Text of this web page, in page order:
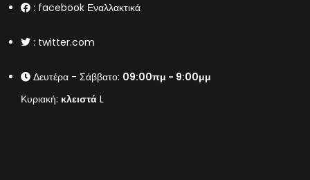
: facebook Εναλλακτικά
: twitter.com
Δευτέρα - Σάββατο: 09:00πμ - 9:00μμ
Κυριακή: κλειστά L